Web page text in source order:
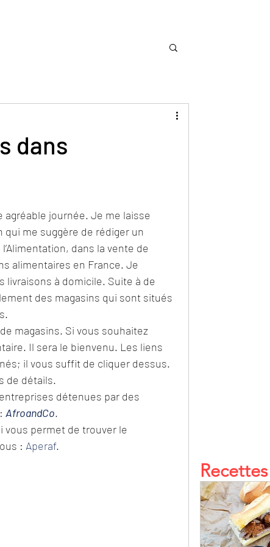
dans
agréable journée. Je me laisse
me suggère de rédiger un
dans la vente de
alimentaires en France. Je
livraisons à domicile. Suite à de
des magasins qui sont situés
magasins. Si vous souhaitez
Il sera le bienvenu. Les liens
il vous suffit de cliquer dessus.
de détails.
détenues par des
AfroandCo.
vous permet de trouver le
: Aperaf.